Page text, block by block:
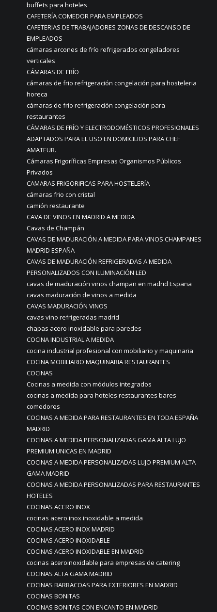
buffets para hoteles
CAFETERÍA COMEDOR PARA EMPLEADOS
CAFETERIAS DE TRABAJADORES ZONAS DE DESCANSO DE
EMPLEADOS
cámaras arcones de frío refrigerados congeladores
verticales
CÁMARAS DE FRÍO
cámaras de frio refrigeración congelación para hosteleria
horeca
cámaras de frio refrigeración congelación para
restaurantes
CÁMARAS DE FRÍO Y ELECTRODOMÉSTICOS PROFESIONALES
ADAPTADOS PARA EL USO EN DOMICILIOS PARA CHEF
AMATEUR.
Cámaras Frigoríficas Empresas Organismos Públicos
Privados
CAMARAS FRIGORIFICAS PARA HOSTELERÍA
cámaras frio con cristal
camión restaurante
CAVA DE VINOS EN MADRID A MEDIDA
Cavas de Champán
CAVAS DE MADURACIÓN A MEDIDA PARA VINOS CHAMPANES
MADRID ESPAÑA
CAVAS DE MADURACIÓN REFRIGERADAS A MEDIDA
PERSONALIZADOS CON ILUMINACIÓN LED
cavas de maduración vinos champan en madrid España
cavas maduración de vinos a medida
CAVAS MADURACIÓN VINOS
cavas vino refrigeradas madrid
chapas acero inoxidable para paredes
COCINA INDUSTRIAL A MEDIDA
cocina industrial profesional con mobiliario y maquinaria
COCINA MOBILIARIO MAQUINARIA RESTAURANTES
COCINAS
Cocinas a medida con módulos integrados
cocinas a medida para hoteles restaurantes bares
comedores
COCINAS A MEDIDA PARA RESTAURANTES EN TODA ESPAÑA
MADRID
COCINAS A MEDIDA PERSONALIZADAS GAMA ALTA LUJO
PREMIUM UNICAS EN MADRID
COCINAS A MEDIDA PERSONALIZADAS LUJO PREMIUM ALTA
GAMA MADRID
COCINAS A MEDIDA PERSONALIZADAS PARA RESTAURANTES
HOTELES
COCINAS ACERO INOX
cocinas acero inox inoxidable a medida
COCINAS ACERO INOX MADRID
COCINAS ACERO INOXIDABLE
COCINAS ACERO INOXIDABLE EN MADRID
cocinas aceroinoxidable para empresas de catering
COCINAS ALTA GAMA MADRID
COCINAS BARBACOAS PARA EXTERIORES EN MADRID
COCINAS BONITAS
COCINAS BONITAS CON ENCANTO EN MADRID